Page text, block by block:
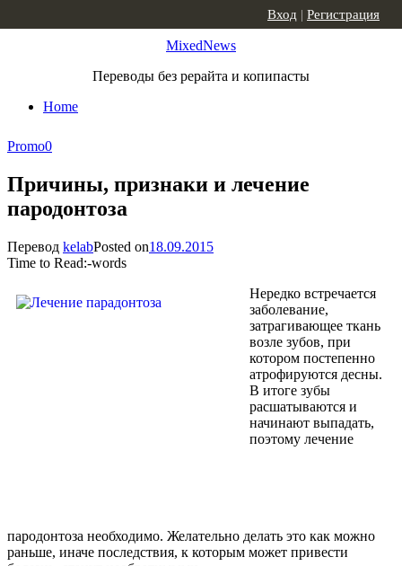
MixedNews
Переводы без рерайта и копипасты
Home
Вход | Регистрация
Promo0
Причины, признаки и лечение
пародонтоза
Перевод kelabPosted on18.09.2015
Time to Read:-words
Нередко встречается
заболевание,
затрагивающее ткань
возле зубов, при
котором постепенно
атрофируются десны.
В итоге зубы
расшатываются и
начинают выпадать,
поэтому лечение
пародонтоза необходимо. Желательно делать это как можно
раньше, иначе последствия, к которым может привести